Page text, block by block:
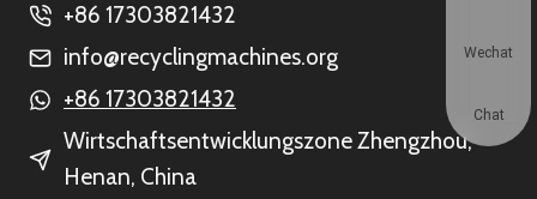
+86 17303821432
info@recyclingmachines.org
+86 17303821432
Wirtschaftsentwicklungszone Zhengzhou,
Henan, China
Wechat
Chat